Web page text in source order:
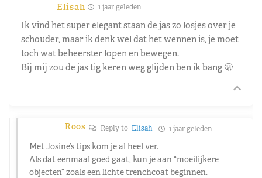
Elisah 1 jaar geleden
Ik vind het super elegant staan de jas zo losjes over je
schouder, maar ik denk wel dat het wennen is, je moet
toch wat beheerster lopen en bewegen.
Bij mij zou de jas tig keren weg glijden ben ik bang 🫢
Roos Reply to Elisah 1 jaar geleden
Met Josine’s tips kom je al heel ver.
Als dat eenmaal goed gaat, kun je aan “moeilijkere
objecten” zoals een lichte trenchcoat beginnen.